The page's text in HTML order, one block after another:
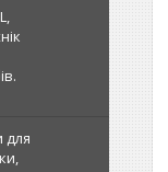
для